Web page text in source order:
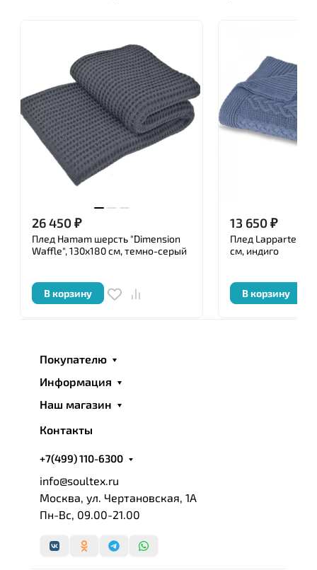
26 450₽
Плед Hamam шерсть "Dimension
Waffle", 130x180 см, темно-серый
В корзину
13 650₽
Плед
см, индиго
В корзину
Покупателю
Информация
Наш магазин
Контакты
+7(499) 110-6300
info@soultex.ru
Москва, ул. Чертановская, 1А
Пн-Вс, 09.00-21.00